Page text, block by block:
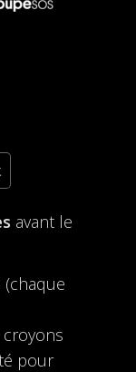
avant le
(chaque
pour